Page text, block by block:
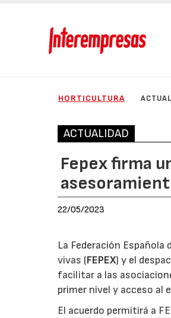
HORTICULTURA
ACTUALIDAD
Fepex firma
22/05/2023
La Federación
vivas (FEPEX) y el
facilitar a las
primer nivel y acceso al
El acuerdo permitirá a